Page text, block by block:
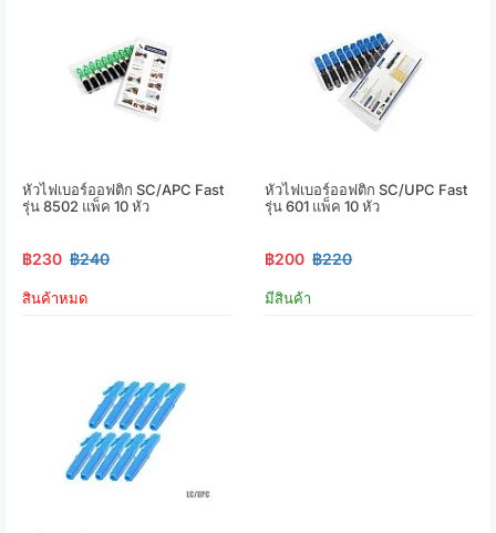
หัวไฟเบอร์ออฟติก SC/APC Fast
รุ่น 8502 แพ็ค 10 หัว
฿230 ฿240
สินค้าหมด
หัวไฟเบอร์ออฟติก SC/UPC Fast
รุ่น 601 แพ็ค 10 หัว
฿200 ฿220
มีสินค้า